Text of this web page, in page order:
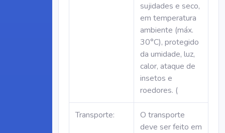
sujidades e seco,
em temperatura
ambiente (máx.
30°C), protegido
da umidade, luz,
calor, ataque de
insetos e
roedores. (
Transporte:
O transporte
deve ser feito em